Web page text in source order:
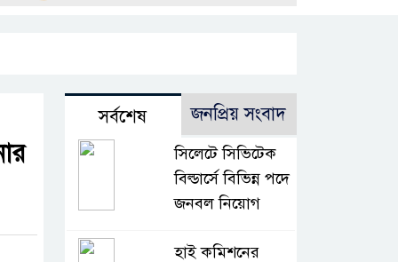
সর্বশেষ জনপ্রিয় সংবাদ
সিলেটে সিভিটেক
বিল্ডার্সে বিভিন্ন পদে
জনবল নিয়োগ
হাই কমিশনের